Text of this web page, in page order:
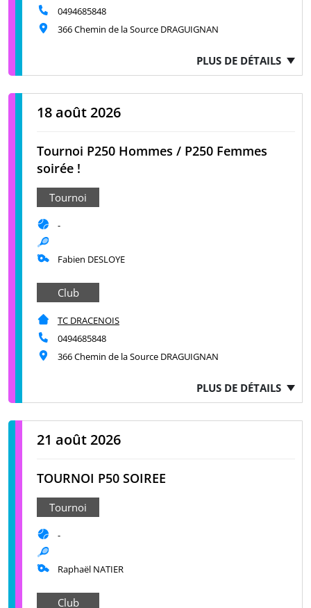
0494685848
366 Chemin de la Source DRAGUIGNAN
PLUS DE DÉTAILS
18 août 2026
Tournoi P250 Hommes / P250 Femmes
soirée !
Tournoi
-
Fabien DESLOYE
Club
TC DRACENOIS
0494685848
366 Chemin de la Source DRAGUIGNAN
PLUS DE DÉTAILS
21 août 2026
TOURNOI P50 SOIREE
Tournoi
-
Raphaël NATIER
Club